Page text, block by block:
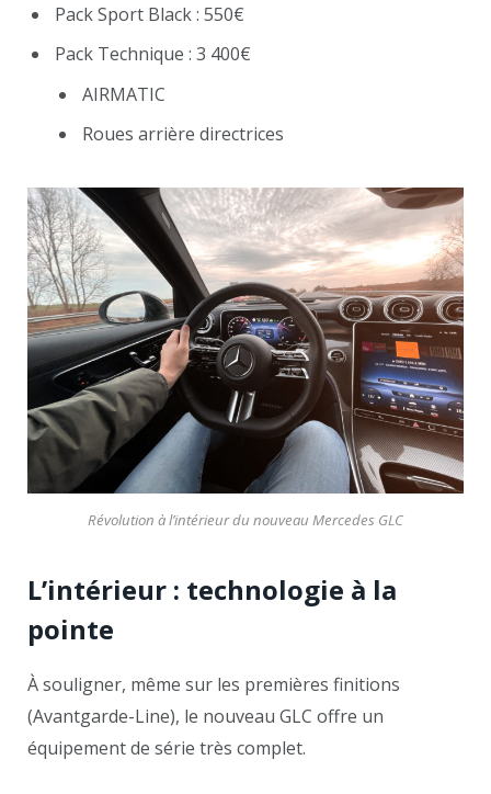
Pack Sport Black : 550€
Pack Technique : 3 400€
AIRMATIC
Roues arrière directrices
Révolution à l’intérieur du nouveau Mercedes GLC
L’intérieur : technologie à la
pointe
À souligner, même sur les premières finitions
(Avantgarde-Line), le nouveau GLC offre un
équipement de série très complet.